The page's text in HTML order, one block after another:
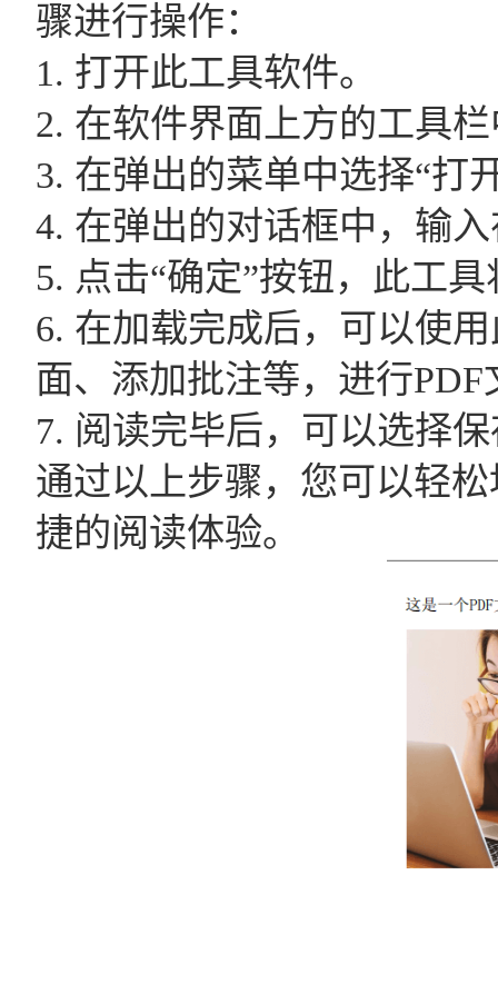
骤进行操作：
1. 打开此工具软件。
2. 在软件界面上方的工具
3. 在弹出的菜单中选择“打
4. 在弹出的对话框中，输
5. 点击“确定”按钮，此工
6. 在加载完成后，可以使
面、添加批注等，进行
7. 阅读完毕后，可以选择
通过以上步骤，您可以轻
捷的阅读体验。